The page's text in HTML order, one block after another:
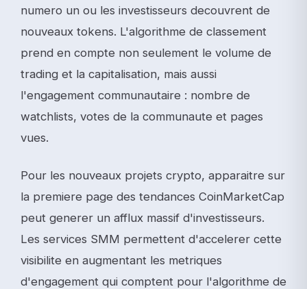
numero un ou les investisseurs decouvrent de
nouveaux tokens. L'algorithme de classement
prend en compte non seulement le volume de
trading et la capitalisation, mais aussi
l'engagement communautaire : nombre de
watchlists, votes de la communaute et pages
vues.
Pour les nouveaux projets crypto, apparaitre sur
la premiere page des tendances CoinMarketCap
peut generer un afflux massif d'investisseurs.
Les services SMM permettent d'accelerer cette
visibilite en augmentant les metriques
d'engagement qui comptent pour l'algorithme de